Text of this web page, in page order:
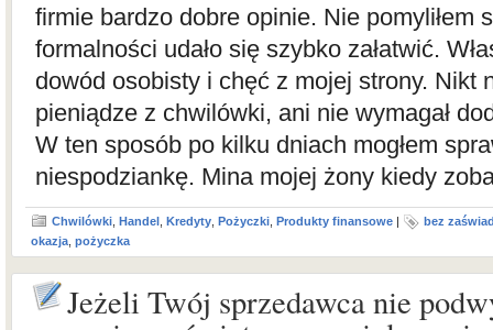
firmie bardzo dobre opinie. Nie pomyliłem
formalności udało się szybko załatwić.
dowód osobisty i chęć z mojej strony. Nikt
pieniądze z chwilówki, ani nie wymagał
W ten sposób po kilku dniach mogłem
niespodziankę. Mina mojej żony kiedy
Chwilówki Handel Kredyty Pożyczki Produkty finansowe |
bez
okazja pożyczka
Jeżeli Twój sprzedawca nie